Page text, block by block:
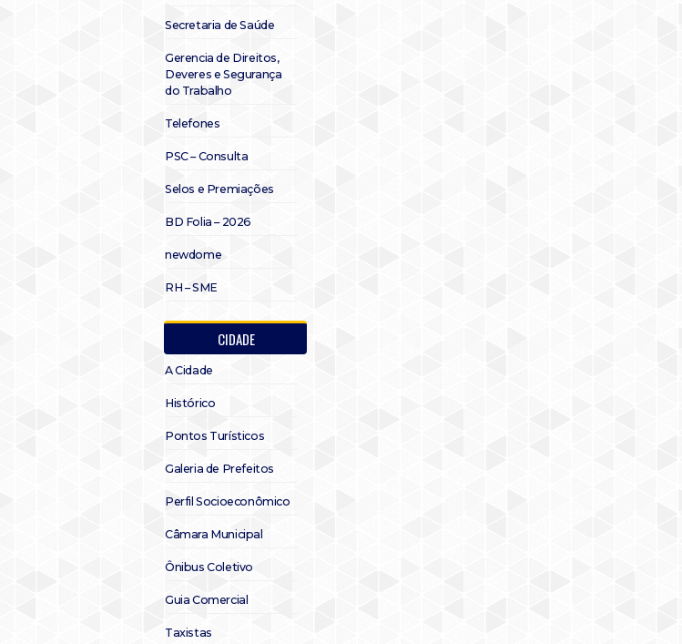
Secretaria de Saúde
Gerencia de Direitos,
Deveres e Segurança
do Trabalho
Telefones
PSC – Consulta
Selos e Premiações
BD Folia – 2026
newdome
RH – SME
CIDADE
A Cidade
Histórico
Pontos Turísticos
Galeria de Prefeitos
Perfil Socioeconômico
Câmara Municipal
Ônibus Coletivo
Guia Comercial
Taxistas